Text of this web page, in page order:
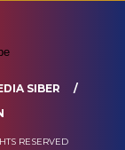
SIBER
RESERVED